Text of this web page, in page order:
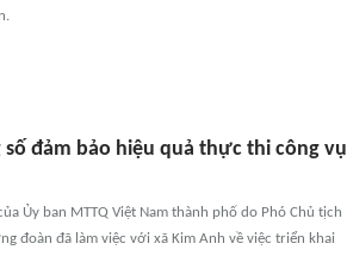
đảm bảo hiệu quả thực thi công vụ
Ủy ban MTTQ Việt Nam thành phố do Phó Chủ tịch
đoàn đã làm việc với xã Kim Anh về việc triển khai